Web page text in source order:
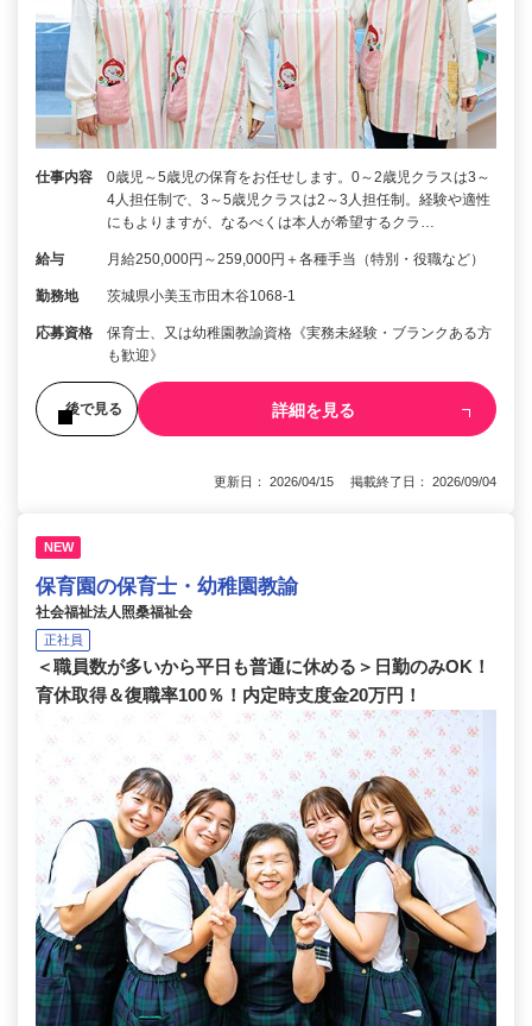
仕事内容
0歳児～5歳児の保育をお任せします。0～2歳児クラスは3～
4人担任制で、3～5歳児クラスは2～3人担任制。経験や適性
にもよりますが、なるべくは本人が希望するクラ…
給与 月給250,000円～259,000円＋各種手当（特別・役職など）
勤務地 茨城県小美玉市田木谷1068-1
応募資格
保育士、又は幼稚園教諭資格《実務未経験・ブランクある方
も歓迎》
後で見る 詳細を見る
更新日： 2026/04/15 掲載終了日： 2026/09/04
NEW
保育園の保育士・幼稚園教諭
社会福祉法人照桑福祉会
正社員
＜職員数が多いから平日も普通に休める＞日勤のみOK！
育休取得＆復職率100％！内定時支度金20万円！